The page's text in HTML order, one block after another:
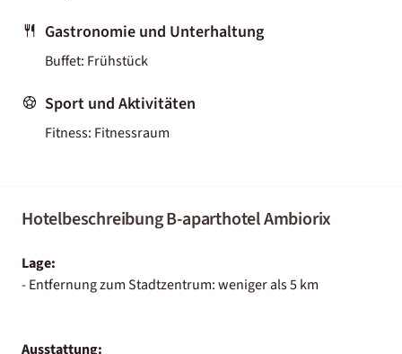
Gastronomie und Unterhaltung
Buffet: Frühstück
Sport und Aktivitäten
Fitness: Fitnessraum
Hotelbeschreibung B-aparthotel Ambiorix
Lage:
- Entfernung zum Stadtzentrum: weniger als 5 km
Ausstattung: